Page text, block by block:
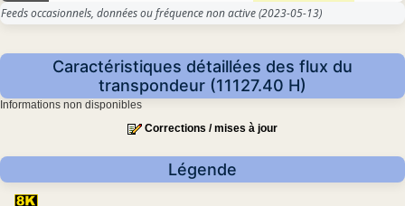
Feeds occasionnels, données ou fréquence non active(2023-05-13)
Caractéristiques détaillées des flux du
transpondeur (11127.40 H)
Informations non disponibles
Corrections / mises à jour
Légende